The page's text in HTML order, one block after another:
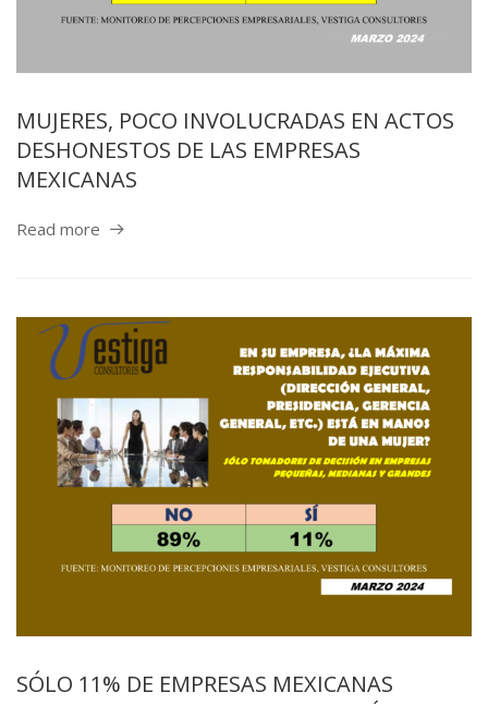
MUJERES, POCO INVOLUCRADAS EN ACTOS
DESHONESTOS DE LAS EMPRESAS
MEXICANAS
Read more
SÓLO 11% DE EMPRESAS MEXICANAS